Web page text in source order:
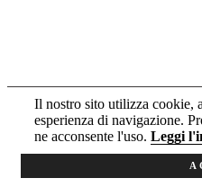
Il nostro sito utilizza cookie,
esperienza di navigazione.
ne acconsente l'uso. Leggi